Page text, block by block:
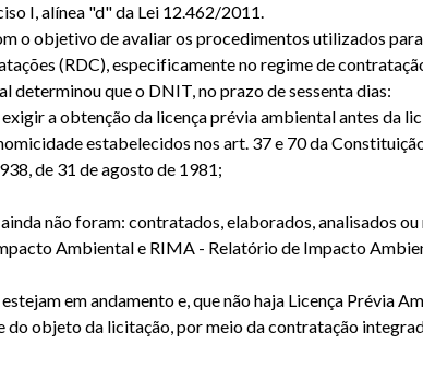
I, alínea "d" da Lei 12.462/2011.
o objetivo de avaliar os procedimentos utilizados
(RDC), especificamente no regime de
que o DNIT, no prazo de sessenta dias:
a obtenção da licença prévia ambiental antes da
estabelecidos nos art. 37 e 70 da
de 31 de agosto de 1981;
não foram: contratados, elaborados, analisados
Ambiental e RIMA - Relatório de Impacto
em andamento e, que não haja Licença Prévia
do objeto da licitação, por meio da contratação